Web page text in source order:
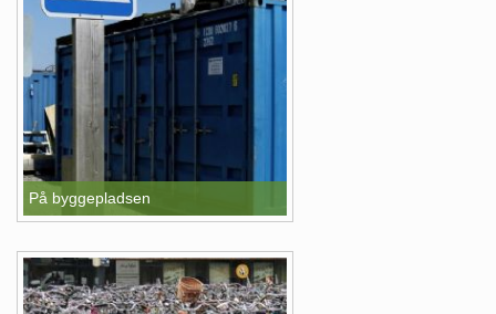
På byggepladsen